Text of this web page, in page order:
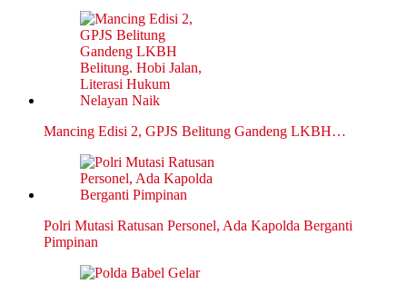
Mancing Edisi 2, GPJS Belitung Gandeng LKBH…
Polri Mutasi Ratusan Personel, Ada Kapolda Berganti
Pimpinan